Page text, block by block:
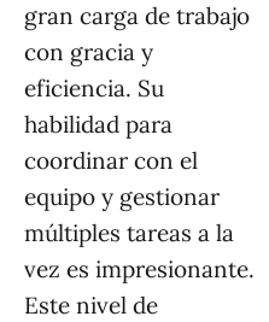
gran carga de trabajo
con gracia y
eficiencia. Su
habilidad para
coordinar con el
equipo y gestionar
múltiples tareas a la
vez es impresionante.
Este nivel de